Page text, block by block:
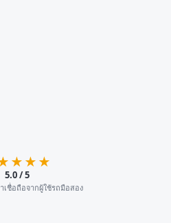
5.0 / 5
ชื่อถือจากผู้ใช้รถมือสอง